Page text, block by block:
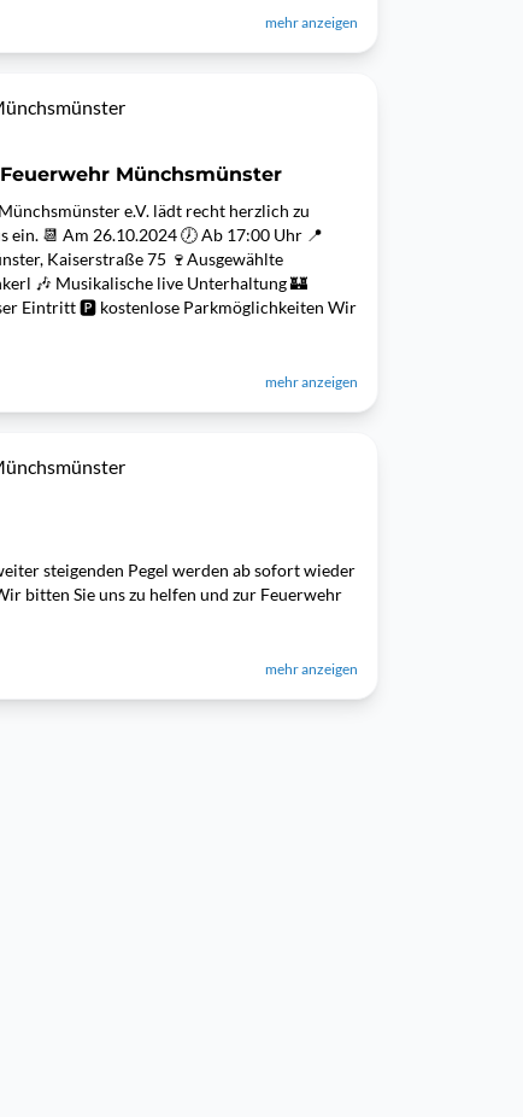
mehr anzeigen
Münchsmünster
e.V. lädt recht herzlich zu
ein. 📆 Am 26.10.2024 🕖 Ab 17:00 Uhr 📍
Kaiserstraße 75 🍷Ausgewählte
🎶 Musikalische live Unterhaltung 🏰
Eintritt 🅿️ kostenlose Parkmöglichkeiten Wir
mehr anzeigen
steigenden Pegel werden ab sofort wieder
bitten Sie uns zu helfen und zur Feuerwehr
mehr anzeigen